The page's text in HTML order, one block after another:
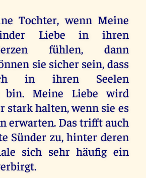
Tochter, wenn Meine
Liebe in ihren
fühlen, dann
sie sicher sein, dass
in ihren Seelen
bin. Meine Liebe wird
stark halten, wenn sie es
erwarten. Das trifft auch
Sünder zu, hinter deren
sich sehr häufig ein